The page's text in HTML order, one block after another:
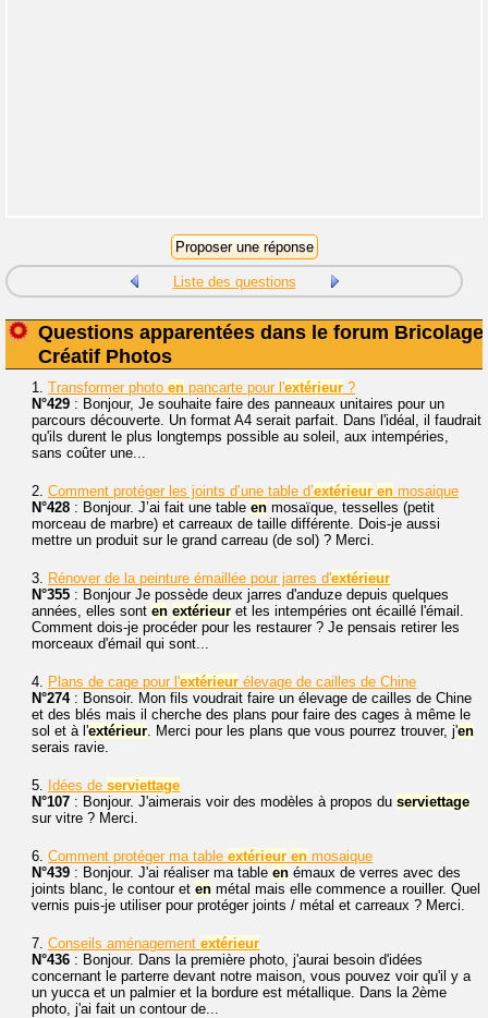
Liste des questions
Questions apparentées dans le forum Bricolage
Créatif Photos
1. Transformer photo en pancarte pour l'extérieur ?
N°429 : Bonjour, Je souhaite faire des panneaux unitaires pour un
parcours découverte. Un format A4 serait parfait. Dans l'idéal, il faudrait
qu'ils durent le plus longtemps possible au soleil, aux intempéries,
sans coûter une...
2. Comment protéger les joints d’une table d’extérieur en mosaique
N°428 : Bonjour. J’ai fait une table en mosaïque, tesselles (petit
morceau de marbre) et carreaux de taille différente. Dois-je aussi
mettre un produit sur le grand carreau (de sol) ? Merci.
3. Rénover de la peinture émaillée pour jarres d'extérieur
N°355 : Bonjour Je possède deux jarres d'anduze depuis quelques
années, elles sont en extérieur et les intempéries ont écaillé l'émail.
Comment dois-je procéder pour les restaurer ? Je pensais retirer les
morceaux d'émail qui sont...
4. Plans de cage pour l'extérieur élevage de cailles de Chine
N°274: Bonsoir. Mon fils voudrait faire un élevage de cailles de Chine
et des blés mais il cherche des plans pour faire des cages à même le
sol et à l'extérieur. Merci pour les plans que vous pourrez trouver, j'en
serais ravie.
5. Idées de serviettage
N°107 : Bonjour. J'aimerais voir des modèles à propos du serviettage
sur vitre ? Merci.
6. Comment protéger ma table extérieur en mosaique
N°439 : Bonjour. J'ai réaliser ma table en émaux de verres avec des
joints blanc, le contour et en métal mais elle commence a rouiller. Quel
vernis puis-je utiliser pour protéger joints / métal et carreaux ? Merci.
7. Conseils aménagement extérieur
N°436 : Bonjour. Dans la première photo, j'aurai besoin d'idées
concernant le parterre devant notre maison, vous pouvez voir qu'il y a
un yucca et un palmier et la bordure est métallique. Dans la 2ème
photo, j'ai fait un contour de...